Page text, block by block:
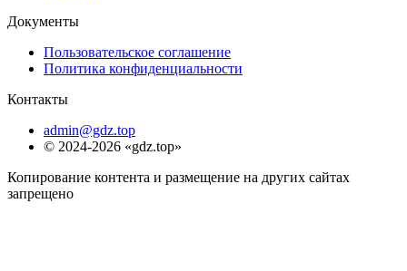
Документы
Пользовательское соглашение
Политика конфиденциальности
Контакты
admin@gdz.top
© 2024-2026 «gdz.top»
Копирование контента и размещение на других сайтах
запрещено